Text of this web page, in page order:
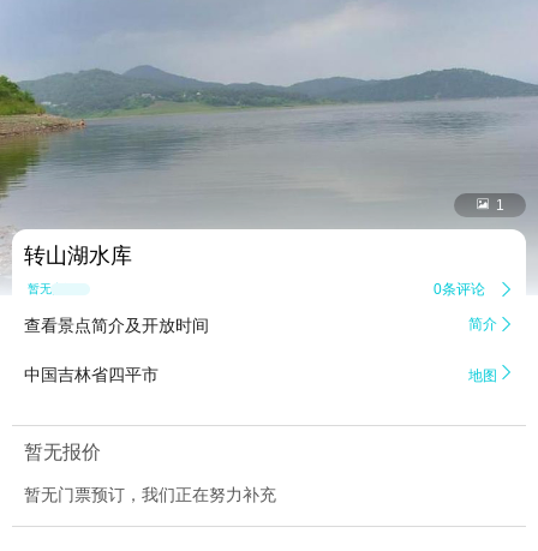
 1
转山湖水库
暂无点评 0条评论 
查看景点简介及开放时间 简介 
中国吉林省四平市 地图 
暂无报价
暂无门票预订，我们正在努力补充